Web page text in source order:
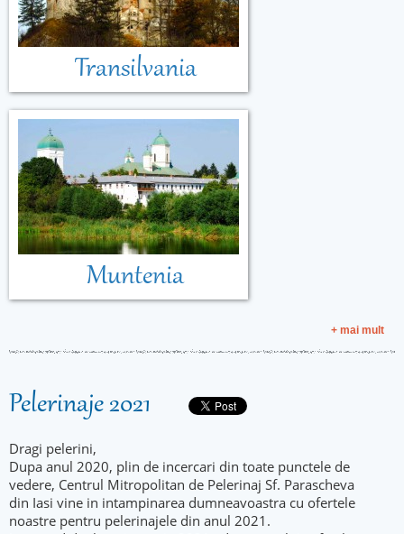
Transilvania
Muntenia
+ mai mult
Pelerinaje 2021
Dragi pelerini,
Dupa anul 2020, plin de incercari din toate punctele de
vedere, Centrul Mitropolitan de Pelerinaj Sf. Parascheva
din Iasi vine in intampinarea dumneavoastra cu ofertele
noastre pentru pelerinajele din anul 2021.